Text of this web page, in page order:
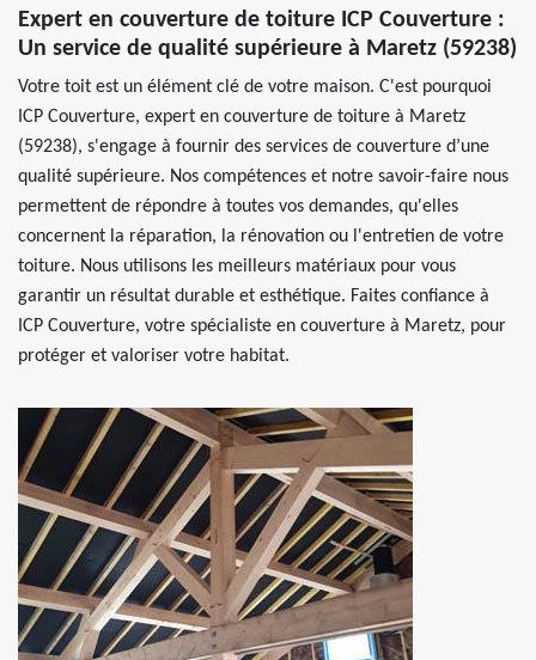
Expert en couverture de toiture ICP Couverture :
Un service de qualité supérieure à Maretz (59238)
Votre toit est un élément clé de votre maison. C'est pourquoi
ICP Couverture, expert en couverture de toiture à Maretz
(59238), s'engage à fournir des services de couverture d’une
qualité supérieure. Nos compétences et notre savoir-faire nous
permettent de répondre à toutes vos demandes, qu'elles
concernent la réparation, la rénovation ou l'entretien de votre
toiture. Nous utilisons les meilleurs matériaux pour vous
garantir un résultat durable et esthétique. Faites confiance à
ICP Couverture, votre spécialiste en couverture à Maretz, pour
protéger et valoriser votre habitat.